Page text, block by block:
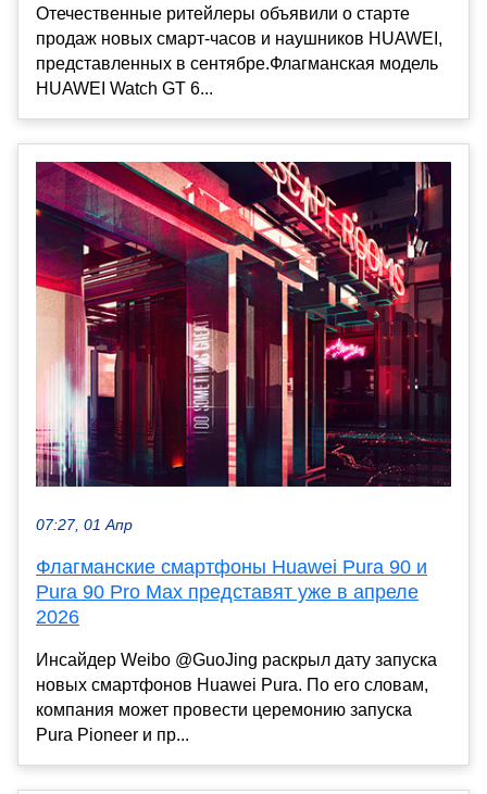
Отечественные ритейлеры объявили о старте
продаж новых смарт-часов и наушников HUAWEI,
представленных в сентябре.Флагманская модель
HUAWEI Watch GT 6...
07:27, 01 Апр
Флагманские смартфоны Huawei Pura 90 и
Pura 90 Pro Max представят уже в апреле
2026
Инсайдер Weibo @GuoJing раскрыл дату запуска
новых смартфонов Huawei Pura. По его словам,
компания может провести церемонию запуска
Pura Pioneer и пр...